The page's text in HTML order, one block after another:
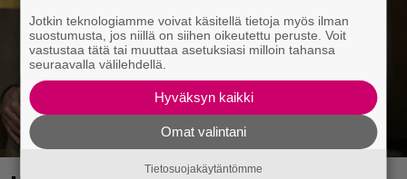
Jotkin teknologiamme voivat käsitellä tietoja myös ilman
suostumusta, jos niillä on siihen oikeutettu peruste. Voit
vastustaa tätä tai muuttaa asetuksiasi milloin tahansa
seuraavalla välilehdellä.
Hyväksyn kaikki
Omat valintani
Tietosuojakäytäntömme